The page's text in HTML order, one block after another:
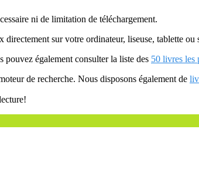
ni de limitation de téléchargement.
sur votre ordinateur, liseuse, tablette ou
pouvez également consulter la liste des 50 livres les
de recherche. Nous disposons également de